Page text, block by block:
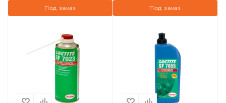
Под заказ Под заказ